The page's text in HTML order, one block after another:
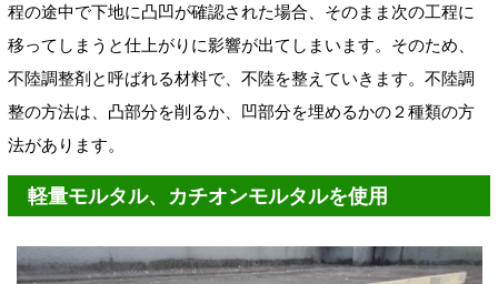
程の途中で下地に凸凹が確認された場合、そのまま次の工程に
移ってしまうと仕上がりに影響が出てしまいます。そのため、
不陸調整剤と呼ばれる材料で、不陸を整えていきます。不陸調
整の方法は、凸部分を削るか、凹部分を埋めるかの２種類の方
法があります。
軽量モルタル、カチオンモルタルを使用